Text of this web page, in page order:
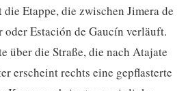
Etappe, die zwischen Jimera de
Estación de Gaucín verläuft.
über die Straße, die nach Atajate
erscheint rechts eine gepflasterte